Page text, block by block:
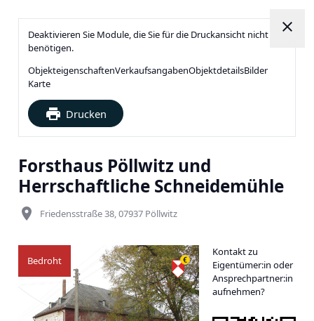
Deaktivieren Sie Module, die Sie für die Druckansicht nicht
benötigen.
ObjekteigenschaftenVerkaufsangabenObjektdetailsBilder
Karte
print Drucken
close
Forsthaus Pöllwitz und
Herrschaftliche Schneidemühle
place Friedensstraße 38, 07937 Pöllwitz
Bedroht
Kontakt zu
Eigentümer:in oder
Ansprechpartner:in
aufnehmen?